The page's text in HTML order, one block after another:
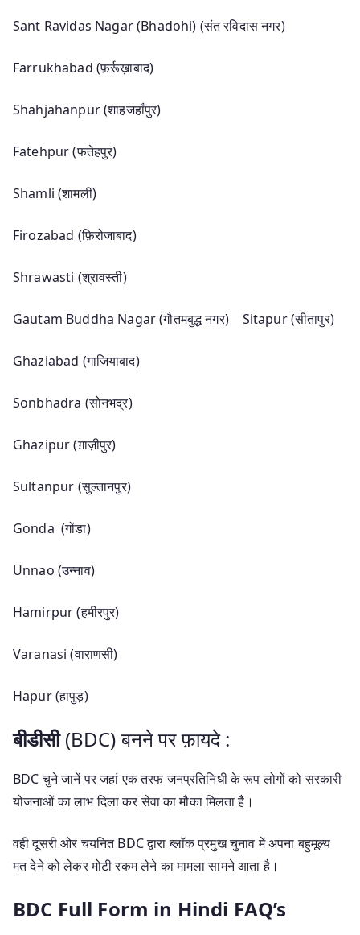
Sant Ravidas Nagar (Bhadohi) (संत रविदास नगर)
Farrukhabad (फ़र्रूख़ाबाद)
Shahjahanpur (शाहजहाँपुर)
Fatehpur (फतेहपुर)
Shamli (शामली)
Firozabad (फ़िरोजाबाद)
Shrawasti (श्रावस्ती)
Gautam Buddha Nagar (गौतमबुद्ध नगर) Sitapur (सीतापुर)
Ghaziabad (गाजियाबाद)
Sonbhadra (सोनभद्र)
Ghazipur (ग़ाज़ीपुर)
Sultanpur (सुल्तानपुर)
Gonda (गोंडा)
Unnao (उन्नाव)
Hamirpur (हमीरपुर)
Varanasi (वाराणसी)
Hapur (हापुड़)
बीडीसी(BDC) बनने पर फ़ायदे :
BDC चुने जानें पर जहां एक तरफ जनप्रतिनिधी के रूप लोगों को सरकारी
योजनाओं का लाभ दिला कर सेवा का मौका मिलता है।
वही दूसरी ओर चयनित BDC द्वारा ब्लॉक प्रमुख चुनाव में अपना बहुमूल्य
मत देने को लेकर मोटी रकम लेने का मामला सामने आता है।
BDC Full Form in Hindi FAQ’s